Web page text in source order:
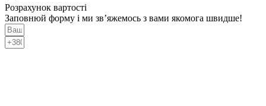
Розрахунок вартості
Заповнюй форму і ми зв’яжемось з вами якомога швидше!